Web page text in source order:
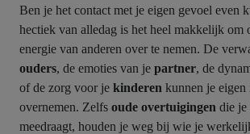
Ben je het contact met je eigen gevoel even
hectiek van alledag is het heel makkelijk om
energie van anderen over te nemen. De
ouders, de emoties van je partner, de
of de zorg voor je kinderen kunnen je
overnemen. Zelfs oude overtuigingen die je
meedraagt, houden je weg bij wie je